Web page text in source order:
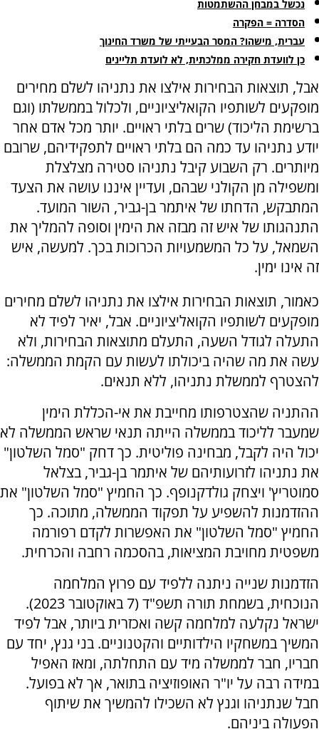
נכשל במבחן ההשתמטות
הסדרה = הפקרה
עברית, מישהו? המסר הבעייתי של משרד החינוך
כן לוועדת חקירה ממלכתית, לא לועדת תליינים
אבל, תוצאות הבחירות אילצו את נתניהו לשלם מחירים
מופקעים לשותפיו הקואליציוניים, ולכלול בממשלתו (וגם
ברשימת הליכוד) שרים בלתי ראויים. יותר מכל אדם אחר
יודע נתניהו עד כמה הם בלתי ראויים לתפקידיהם, שרובם
מיותרים. רק השבוע קיבל נתניהו סטירה מצלצלת
ומשפילה מן הקולני שבהם, ועדיין איננו עושה את הצעד
המתבקש, הדחתו של איתמר בן-גביר, השור המועד.
התנהגותו של איש זה מבזה את הימין וסופה להמליך את
השמאל, על כל המשמעויות הכרוכות בכך. למעשה, איש
זה אינו ימין.
כאמור, תוצאות הבחירות אילצו את נתניהו לשלם מחירים
מופקעים לשותפיו הקואליציוניים. אבל, יאיר לפיד לא
התעלה לגודל השעה, התעלם מתוצאות הבחירות, ולא
עשה את מה שהיה ביכולתו לעשות עם הקמת הממשלה:
להצטרף לממשלת נתניהו, ללא תנאים.
ההתניה שהצטרפותו מחייבת את אי-הכללת הימין
שמעבר לליכוד בממשלה הייתה תנאי שראש הממשלה לא
יכול היה לקבל, מבחינה פוליטית. כך דחק "סמל השלטון"
את נתניהו לזרועותיהם של איתמר בן-גביר, בצלאל
סמוטריץ' ויצחק גולדקנופף. כך החמיץ "סמל השלטון" את
ההזדמנות להשפיע על תפקוד הממשלה, מתוכה. כך
החמיץ "סמל השלטון" את האפשרות לקדם רפורמה
משפטית מחויבת המציאות, בהסכמה רחבה והכרחית.
הזדמנות שנייה ניתנה ללפיד עם פרוץ המלחמה
הנוכחית, בשמחת תורה תשפ"ד (7 באוקטובר 2023).
ישראל נקלעה למלחמה קשה ואכזרית ביותר, אבל לפיד
המשיך במשחקיו הילדותיים והקטנוניים. בני גנץ, יחד עם
חבריו, חבר לממשלה מיד עם התחלתה, ומאז האפיל
במידה רבה על יו"ר האופוזיציה בתואר, אך לא בפועל.
חבל שנתניהו וגנץ לא השכילו להמשיך את שיתוף
הפעולה ביניהם.